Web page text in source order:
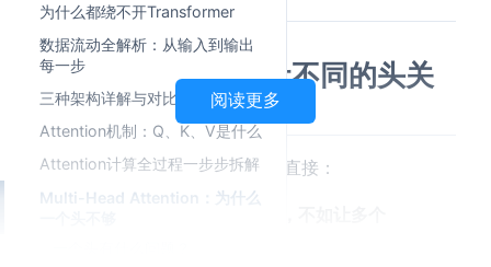
为什么都绕不开Transformer
数据流动全解析：从输入到输出
每一步
三种架构详解与对比
Attention机制：Q、K、V是什么
Attention计算全过程一步步拆解
Multi-Head Attention：为什么
多头的核心思路：让不同的头关
注不同的关系
Multi-Head Attention 的思路很直接：
阅读更多